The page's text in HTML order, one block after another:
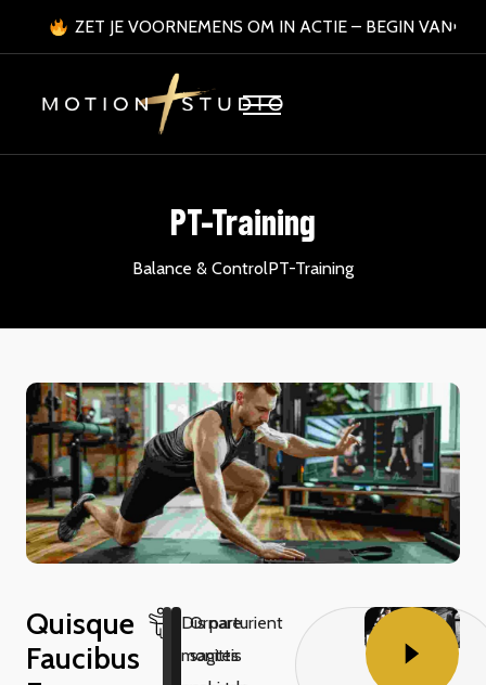
ZET JE VOORNEMENS OM IN ACTIE – BEGIN
PT-Training
Balance & ControlPT-Training
Quisque
Faucibus
Ornare
sagittis
Dis parturient
montes